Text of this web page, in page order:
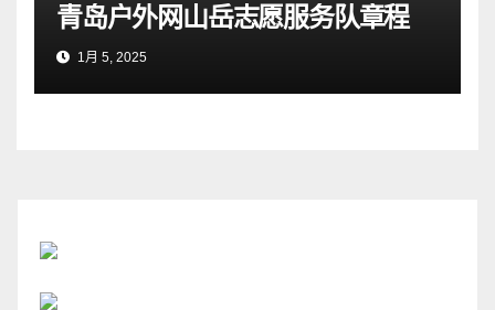
青岛户外网山岳志愿服务队章程
1月 5, 2025